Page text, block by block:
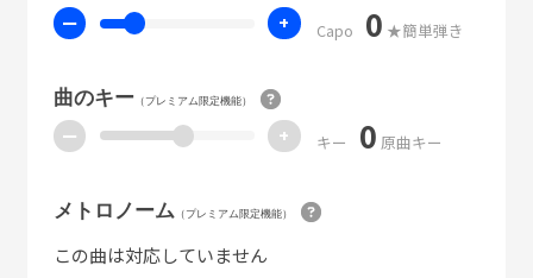
ー + Capo 0 ★簡単弾き
曲のキー（プレミアム限定機能）
ー + キー 0 原曲キー
メトロノーム （プレミアム限定機能）
この曲は対応していません